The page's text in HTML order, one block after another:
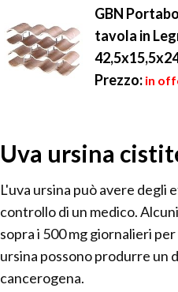
GBN
tavola in
Prezzo: in
Uva ursina
L'uva ursina può avere
controllo di un medico.
sopra i 500 mg giornalieri
ursina possono produrre un
cancerogena.